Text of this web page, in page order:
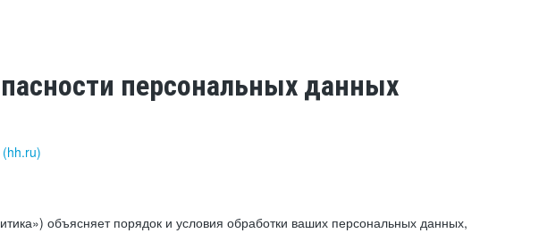
персональных данных
(hh.ru)
объясняет порядок и условия обработки ваших персональных данных,